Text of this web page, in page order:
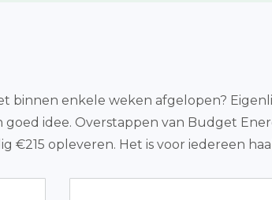
binnen enkele weken afgelopen?
idee. Overstappen van Budget
opleveren. Het is voor iedereen